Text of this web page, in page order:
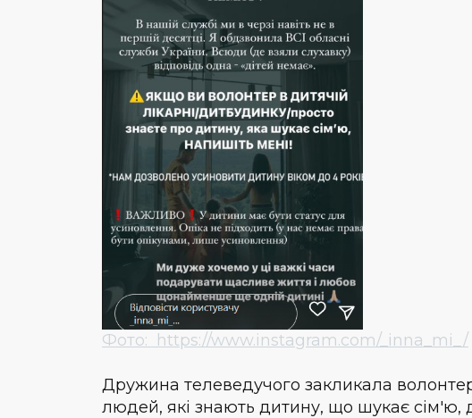
Фото: https://www.instagram.com/_inna_mi_/
Дружина телеведучого закликала
людей, які знають дитину, що шукає сім'ю,